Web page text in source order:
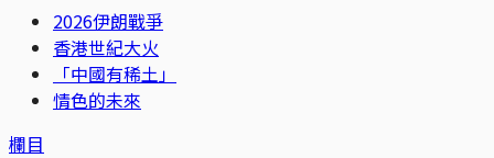
2026伊朗戰爭
香港世紀大火
「中國有稀土」
情色的未來
欄目